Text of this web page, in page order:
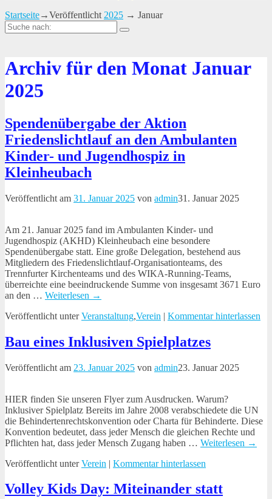
Startseite→Veröffentlicht 2025 → Januar
Suche
nach:
Archiv für den Monat Januar
2025
Spendenübergabe der Aktion
Friedenslichtlauf an den Ambulanten
Kinder- und Jugendhospiz in
Kleinheubach
Veröffentlicht am 31. Januar 2025 von admin31. Januar 2025
Am 21. Januar 2025 fand im Ambulanten Kinder- und
Jugendhospiz (AKHD) Kleinheubach eine besondere
Spendenübergabe statt. Eine große Delegation, bestehend aus
Mitgliedern des Friedenslichtlauf-Organisationteams, des
Trennfurter Kirchenteams und des WIKA-Running-Teams,
überreichte eine beeindruckende Summe von insgesamt 3671 Euro
an den … Weiterlesen →
Veröffentlicht unter Veranstaltung,Verein | Kommentar hinterlassen
Bau eines Inklusiven Spielplatzes
Veröffentlicht am 23. Januar 2025 von admin23. Januar 2025
HIER finden Sie unseren Flyer zum Ausdrucken. Warum?
Inklusiver Spielplatz Bereits im Jahre 2008 verabschiedete die UN
die Behindertenrechtskonvention oder Charta für Behinderte. Diese
Konvention bedeutet, dass jeder Mensch die gleichen Rechte und
Pflichten hat, dass jeder Mensch Zugang haben … Weiterlesen →
Veröffentlicht unter Verein | Kommentar hinterlassen
Volley Kids Day: Miteinander statt